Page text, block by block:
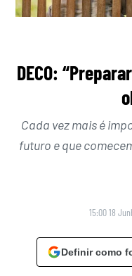
DECO:
Cada vez mais é
futuro e que
15:00 18
Definir como